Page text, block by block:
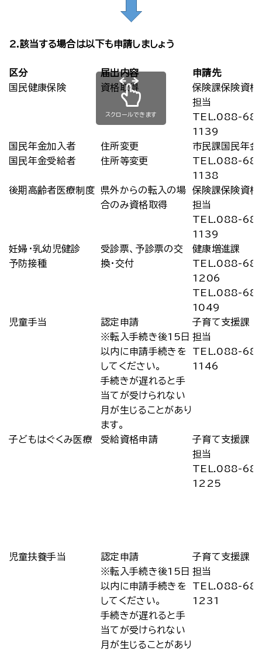
2.該当する場合は以下も申請しましょう
区分 届出内容
申請先
国民健康保険
資格取得
保険課保険資格
担当
TEL.088-
1139
国民年金加入者
国民年金受給者
住所変更
住所等変更
市民課国民年金
TEL.088-
1138
後期高齢者医療制度
県外からの転入の場
合のみ資格取得
保険課保険資格
担当
TEL.088-
1139
妊婦・乳幼児健診
予防接種
受診票、予診票の交
換・交付
健康増進課
TEL.088-
1206
TEL.088-
1049
児童手当
認定申請
※転入手続き後15日
以内に申請手続きを
してください。
手続きが遅れると手
当てが受けられない
月が生じることがあり
ます。
子育て支援課
担当
TEL.088-
1146
子どもはぐくみ医療 受給資格申請
子育て支援課
担当
TEL.088-
1225
児童扶養手当
認定申請
※転入手続き後15日
以内に申請手続きを
してください。
手続きが遅れると手
当てが受けられない
月が生じることがあり
子育て支援課
担当
TEL.088-
1231
スクロールできます